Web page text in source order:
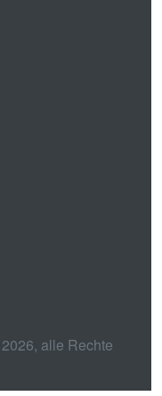
2026, alle Rechte